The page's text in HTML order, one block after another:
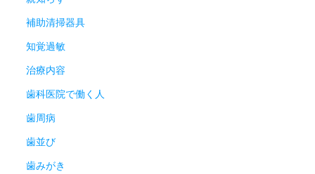
補助清掃器具
知覚過敏
治療内容
歯科医院で働く人
歯周病
歯並び
歯みがき